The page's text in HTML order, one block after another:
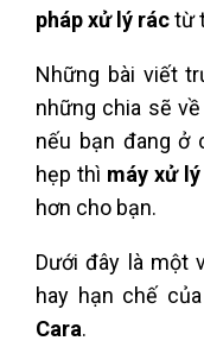
pháp xử lý ráctừ
Những bài viết
những chia sẽ về
nếu bạn đang ở
hẹp thì máy xử
hơn cho bạn.
Dưới đây là một
hay hạn chế của
Cara.